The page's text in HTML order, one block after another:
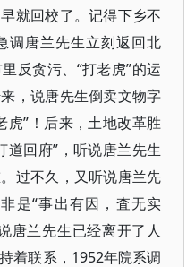
就回校了。记得下乡不
调唐兰先生立刻返回北
反贪污、“打老虎”的运
，说唐先生倒卖文物字
虎”！后来，土地改革胜
道回府”，听说唐兰先生
过不久，又听说唐兰先
是“事出有因，査无实
唐兰先生已经离开了人
着联系，1952年院系调